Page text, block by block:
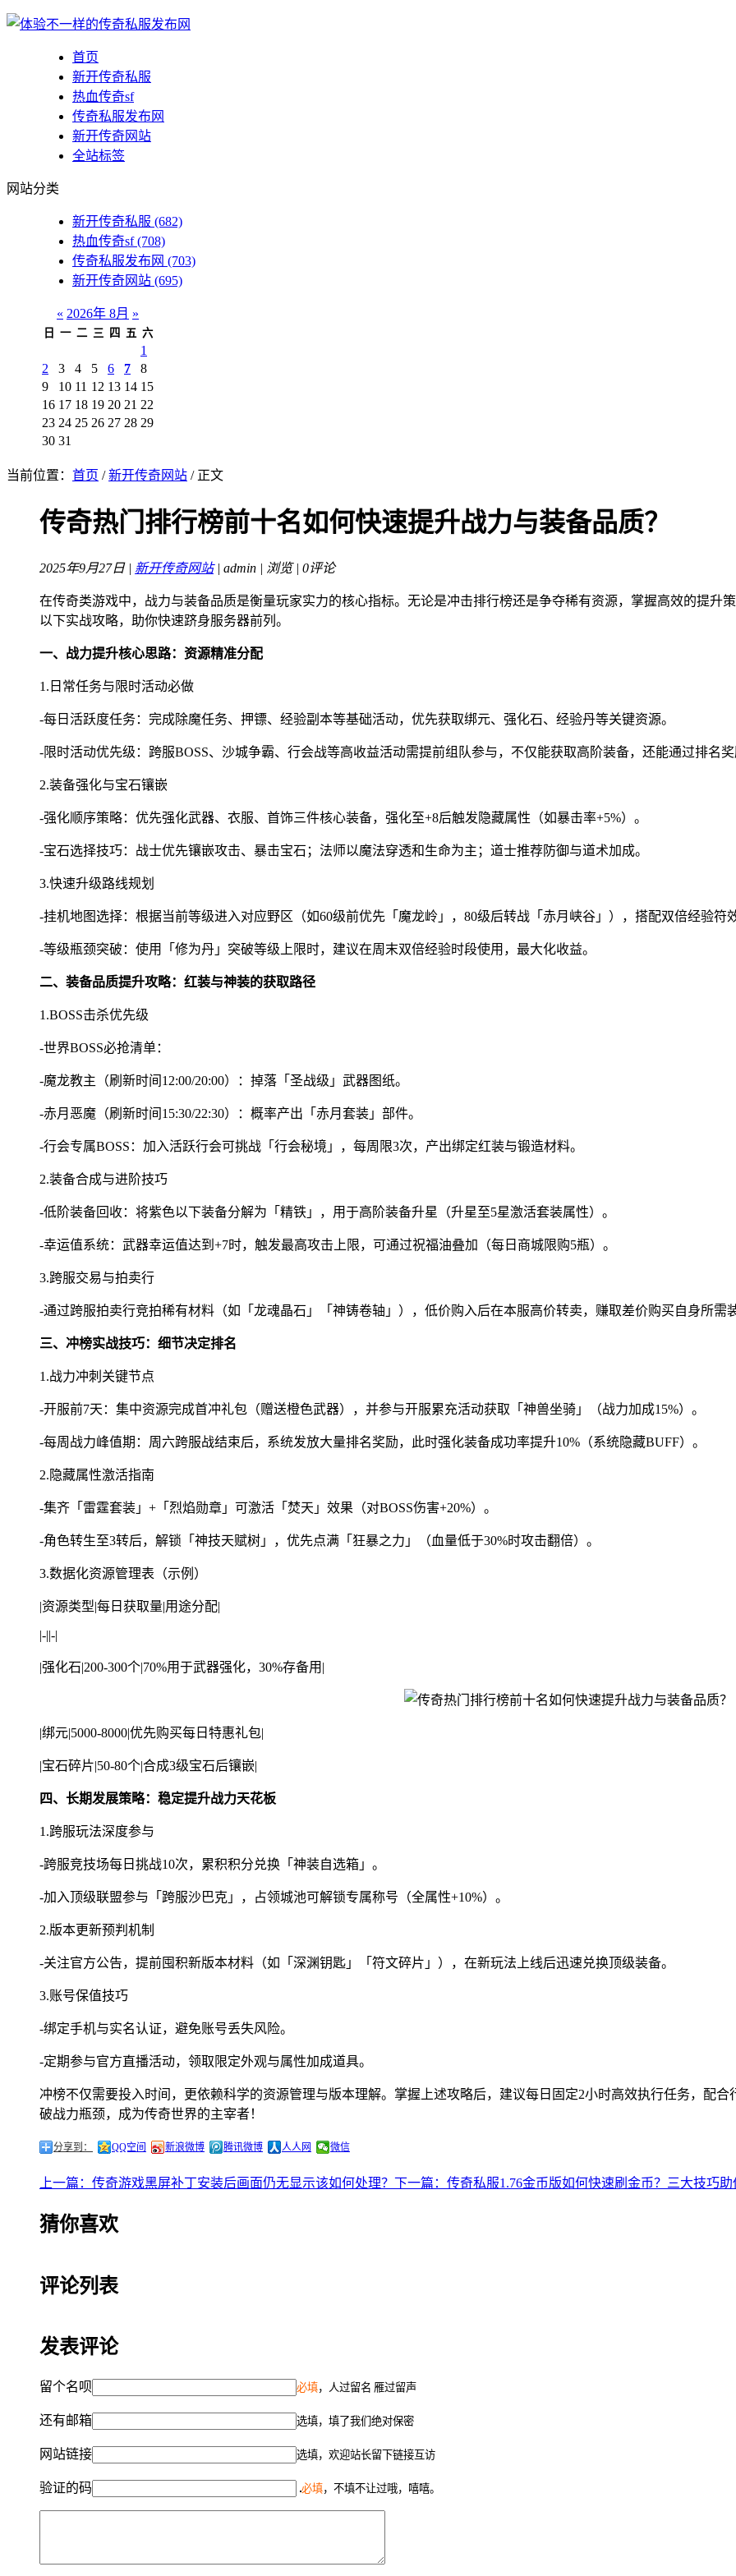
首页
新开传奇私服
热血传奇sf
传奇私服发布网
新开传奇网站
全站标签
网站分类
新开传奇私服 (682)
热血传奇sf(708)
传奇私服发布网 (703)
新开传奇网站 (695)
« 2026年 8月 »
日 一 二 三 四 五 六
1
2
3 4 5 6 7
8
9
10 11 12 13 14 15
16 17 18 19 20 21 22
23 24 25 26 27 28 29
30 31
当前位置： 首页 /新开传奇网站 / 正文
传奇热门排行榜前十名如何快速提升战力与装备品质？
2025年9月27日 | 新开传奇网站| admin | 浏览 | 0评论
在传奇类游戏中，战力与装备品质是衡量玩家实力的核心指标。无论是冲击排行榜还是争夺稀有资源，掌握高效的提升
以下实战攻略，助你快速跻身服务器前列。
一、战力提升核心思路：资源精准分配
1.日常任务与限时活动必做
-每日活跃度任务：完成除魔任务、押镖、经验副本等基础活动，优先获取绑元、强化石、经验丹等关键资源。
-限时活动优先级：跨服BOSS、沙城争霸、行会战等高收益活动需提前组队参与，不仅能获取高阶装备，还能通过排名
2.装备强化与宝石镶嵌
-强化顺序策略：优先强化武器、衣服、首饰三件核心装备，强化至+8后触发隐藏属性（如暴击率+5%）。
-宝石选择技巧：战士优先镶嵌攻击、暴击宝石；法师以魔法穿透和生命为主；道士推荐防御与道术加成。
3.快速升级路线规划
-挂机地图选择：根据当前等级进入对应野区（如60级前优先「魔龙岭」，80级后转战「赤月峡谷」），搭配双倍经验符
-等级瓶颈突破：使用「修为丹」突破等级上限时，建议在周末双倍经验时段使用，最大化收益。
二、装备品质提升攻略：红装与神装的获取路径
1.BOSS击杀优先级
-世界BOSS必抢清单：
-魔龙教主（刷新时间12:00/20:00）：掉落「圣战级」武器图纸。
-赤月恶魔（刷新时间15:30/22:30）：概率产出「赤月套装」部件。
-行会专属BOSS：加入活跃行会可挑战「行会秘境」，每周限3次，产出绑定红装与锻造材料。
2.装备合成与进阶技巧
-低阶装备回收：将紫色以下装备分解为「精铁」，用于高阶装备升星（升星至5星激活套装属性）。
-幸运值系统：武器幸运值达到+7时，触发最高攻击上限，可通过祝福油叠加（每日商城限购5瓶）。
3.跨服交易与拍卖行
-通过跨服拍卖行竞拍稀有材料（如「龙魂晶石」「神铸卷轴」），低价购入后在本服高价转卖，赚取差价购买自身所需
三、冲榜实战技巧：细节决定排名
1.战力冲刺关键节点
-开服前7天：集中资源完成首冲礼包（赠送橙色武器），并参与开服累充活动获取「神兽坐骑」（战力加成15%）。
-每周战力峰值期：周六跨服战结束后，系统发放大量排名奖励，此时强化装备成功率提升10%（系统隐藏BUFF）。
2.隐藏属性激活指南
-集齐「雷霆套装」+「烈焰勋章」可激活「焚天」效果（对BOSS伤害+20%）。
-角色转生至3转后，解锁「神技天赋树」，优先点满「狂暴之力」（血量低于30%时攻击翻倍）。
3.数据化资源管理表（示例）
|资源类型|每日获取量|用途分配|
|-||-|
|强化石|200-300个|70%用于武器强化，30%存备用|
|绑元|5000-8000|优先购买每日特惠礼包|
|宝石碎片|50-80个|合成3级宝石后镶嵌|
四、长期发展策略：稳定提升战力天花板
1.跨服玩法深度参与
-跨服竞技场每日挑战10次，累积积分兑换「神装自选箱」。
-加入顶级联盟参与「跨服沙巴克」，占领城池可解锁专属称号（全属性+10%）。
2.版本更新预判机制
-关注官方公告，提前囤积新版本材料（如「深渊钥匙」「符文碎片」），在新玩法上线后迅速兑换顶级装备。
3.账号保值技巧
-绑定手机与实名认证，避免账号丢失风险。
-定期参与官方直播活动，领取限定外观与属性加成道具。
冲榜不仅需要投入时间，更依赖科学的资源管理与版本理解。掌握上述攻略后，建议每日固定2小时高效执行任务，配
破战力瓶颈，成为传奇世界的主宰者！
分享到： QQ空间 新浪微博 腾讯微博 人人网 微信
上一篇：传奇游戏黑屏补丁安装后画面仍无显示该如何处理？ 下一篇：传奇私服1.76金币版如何快速刷金币？三大技巧
猜你喜欢
评论列表
发表评论
留个名呗 必填，人过留名 雁过留声
还有邮箱 选填，填了我们绝对保密
网站链接 选填，欢迎站长留下链接互访
验证的码 必填，不填不让过哦，嘻嘻。